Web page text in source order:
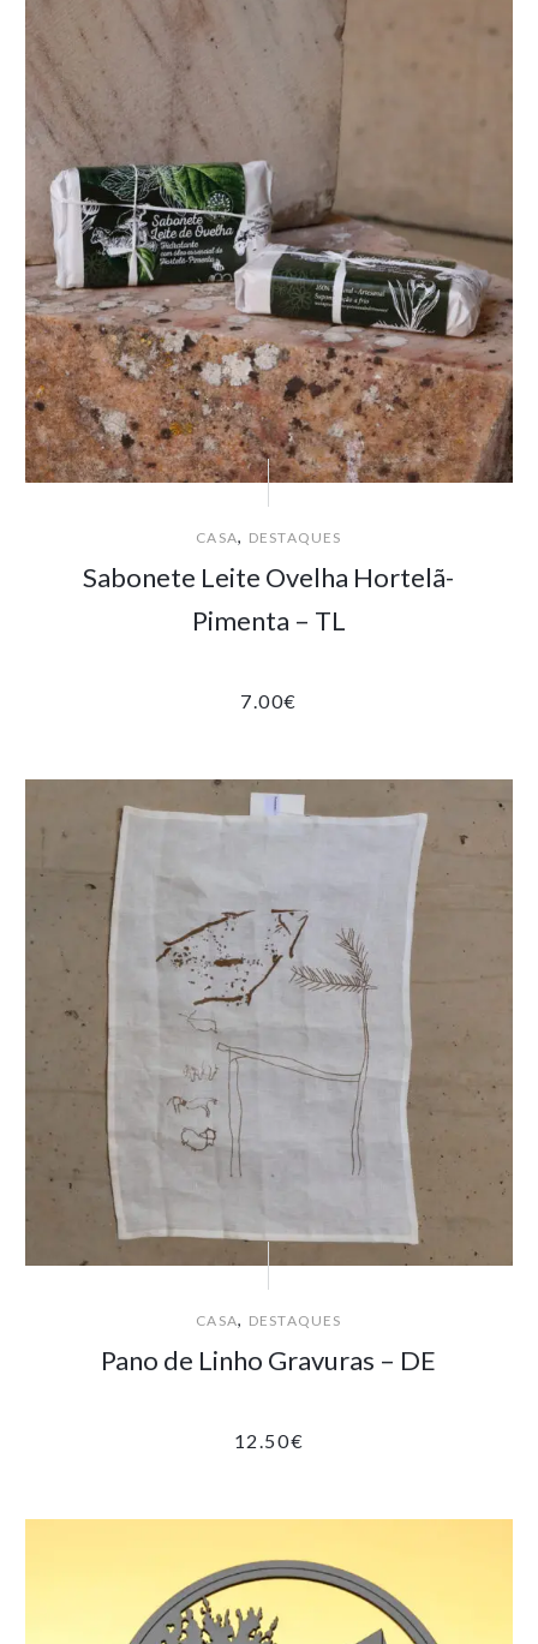
CASA, DESTAQUES
Sabonete Leite Ovelha Hortelã-
Pimenta – TL
7.00€
CASA, DESTAQUES
Pano de Linho Gravuras – DE
12.50€